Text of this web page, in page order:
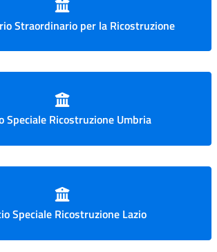
Straordinario per la Ricostruzione
Speciale Ricostruzione Umbria
Speciale Ricostruzione Lazio